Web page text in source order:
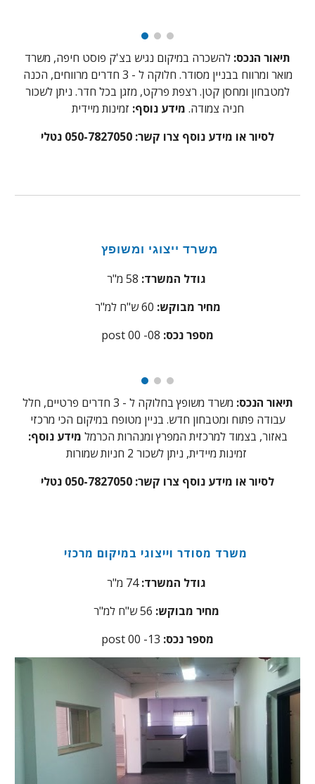
תיאור הנכס: להשכרה במיקום נגיש בצ'ק פוסט חיפה, משרד
מואר ומרווח בבניין מסודר. חלוקה ל - 3 חדרים מרווחים, הכנה
למטבחון ומחסן קטן. רצפת פרקט, מזגן בכל חדר. ניתן לשכור
חניה צמודה. מידע נוסף: זמינות מיידית
לסיור או מידע נוסף צרו קשר: 050-7827050 נטלי
משרד ייצוגי ומשופץ
גודל המשרד: 58
מחיר מבוקש:
post 00 -08 :מספר נכס
תיאור הנכס:
משרד משופץ בחלוקה ל - 3 חדרים פרטיים, חלל
עבודה פתוח ומטבחון חדש. בניין מטופח במיקום הכי מרכזי
באזור, בצמוד למרכזית המפרץ ומנהרות הכרמל מידע נוסף:
זמינות מיידית, ניתן לשכור 2 חניות שמורות
לסיור או מידע נוסף צרו קשר: 050-7827050 נטלי
משרד מסודר וייצוגי במיקום מרכזי
גודל המשרד:
מחיר מבוקש:
post 00 -13 :מספר נכס